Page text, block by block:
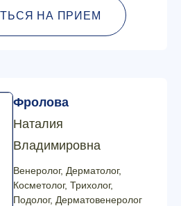
НА ПРИЕМ
Фролова
Наталия
Владимировна
Венеролог, Дерматолог,
Косметолог, Трихолог,
Подолог, Дерматовенеролог